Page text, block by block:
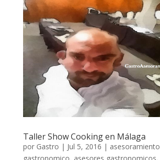
Taller Show Cooking en Málaga
por Gastro | Jul 5, 2016 | asesoramiento